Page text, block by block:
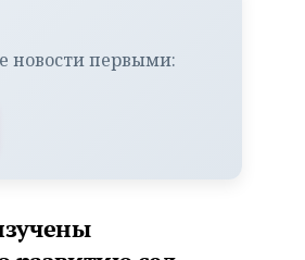
новости первыми: